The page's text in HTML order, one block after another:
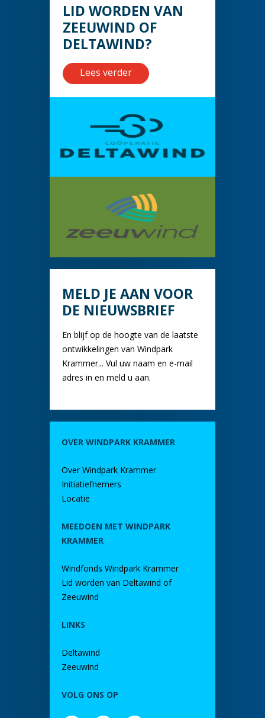
LID WORDEN VAN
ZEEUWIND OF
DELTAWIND?
Lees verder
MELD JE AAN VOOR
DE NIEUWSBRIEF
En blijf op de hoogte van de laatste
ontwikkelingen van Windpark
Krammer... Vul uw naam en e-mail
adres in en meld u aan.
OVER WINDPARK KRAMMER
Over Windpark Krammer
Initiatiefnemers
Locatie
MEEDOEN MET WINDPARK
KRAMMER
Windfonds Windpark Krammer
Lid worden van Deltawind of
Zeeuwind
LINKS
Deltawind
Zeeuwind
VOLG ONS OP